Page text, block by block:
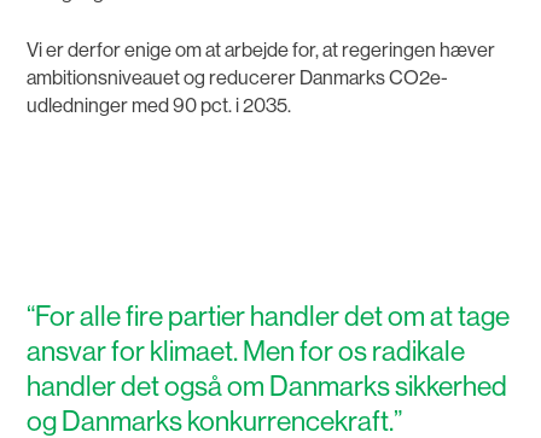
Vi er derfor enige om at arbejde for, at regeringen hæver
ambitionsniveauet og reducerer Danmarks CO2e-
udledninger med 90 pct. i 2035.
“For alle fire partier handler det om at tage
ansvar for klimaet. Men for os radikale
handler det også om Danmarks sikkerhed
og Danmarks konkurrencekraft.”